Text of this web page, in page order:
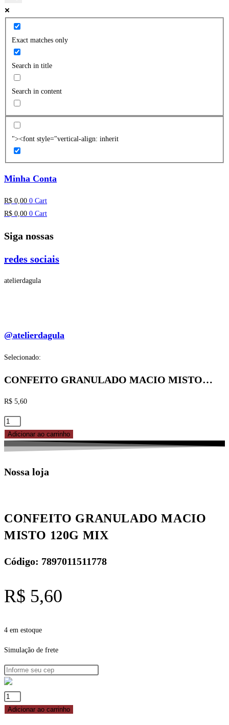
Exact matches only
Search in title
Search in content
"><font style="vertical-align: inherit
Minha Conta
R$ 0,00 0 Cart
R$ 0,00 0 Cart
Siga nossas
redes sociais
atelierdagula
@atelierdagula
Selecionado:
CONFEITO GRANULADO MACIO MISTO…
R$ 5,60
CONFEITO
GRANULADO
MACIO
120G
Adicionar ao carrinho
Nossa loja
CONFEITO GRANULADO MACIO
MISTO 120G MIX
Código: 7897011511778
R$ 5,60
4 em estoque
Simulação de frete
CONFEITO
GRANULADO
Adicionar ao carrinho